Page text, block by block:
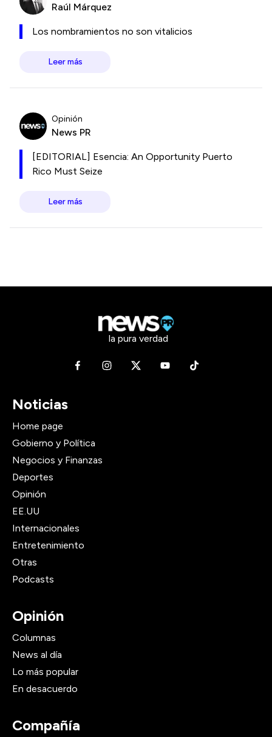
Raúl Márquez
Los nombramientos no son vitalicios
Leer más
Opinión
News PR
[EDITORIAL] Esencia: An Opportunity Puerto
Rico Must Seize
Leer más
la pura verdad
Noticias
Home page
Gobierno y Política
Negocios y Finanzas
Deportes
Opinión
EE.UU
Internacionales
Entretenimiento
Otras
Podcasts
Opinión
Columnas
News al día
Lo más popular
En desacuerdo
Compañía